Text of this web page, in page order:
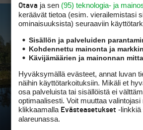
Otava ja sen (95) teknologia- ja
keräävät tietoa (esim. vierailemis­tasi
ominaisuuk­sista) seuraaviin
Sisällön ja palveluiden
Kohdennettu mainonta ja
Kävijämäärien ja mainonnan
Hyväksymällä evästeet, annat luvan
näihin käyttötarkoituksiin. Mikäli et
osa palveluista tai sisällöistä ei
optimaalisesti. Voit muuttaa valintojasi
klikkaamalla Evästeasetukset -linkkiä
alareunassa.